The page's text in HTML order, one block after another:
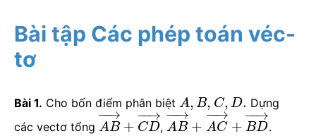
Bài tập Các phép toán véc-
tơ
Bài 1. Cho bốn điểm phân biệt A, B, C, D. Dựng
các vectơ tổng AB
−→
−
+ CD
−→
−
,AB
−→
−
+ AC
−→
−
+ BD
−→
−
.